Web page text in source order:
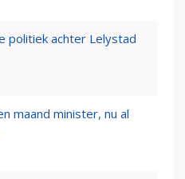
politiek achter Lelystad
maand minister, nu al